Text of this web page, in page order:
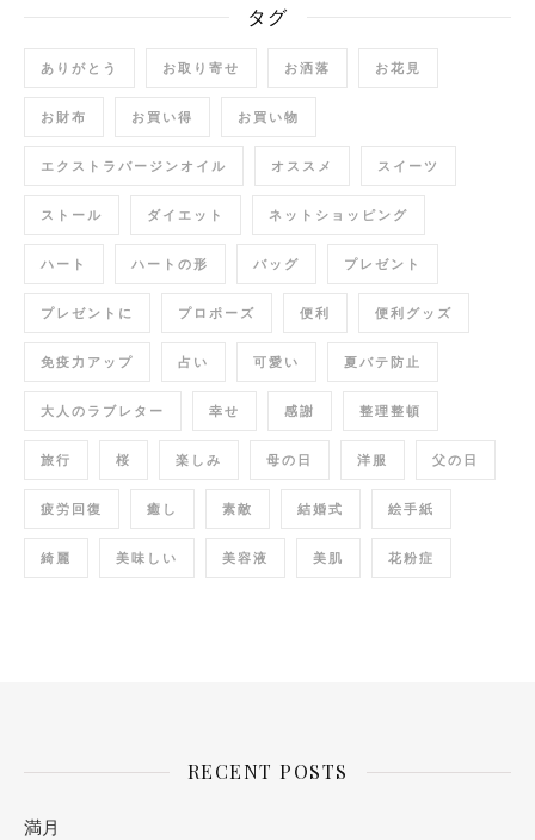
タグ
ありがとう お取り寄せ お洒落 お花見
お財布 お買い得 お買い物
エクストラバージンオイル オススメ スイーツ
ストール ダイエット ネットショッピング
ハート ハートの形 バッグ プレゼント
プレゼントに プロポーズ 便利 便利グッズ
免疫力アップ 占い 可愛い 夏バテ防止
大人のラブレター 幸せ 感謝 整理整頓
旅行 桜 楽しみ 母の日 洋服 父の日
疲労回復 癒し 素敵 結婚式 絵手紙
綺麗 美味しい 美容液 美肌 花粉症
RECENT POSTS
満月